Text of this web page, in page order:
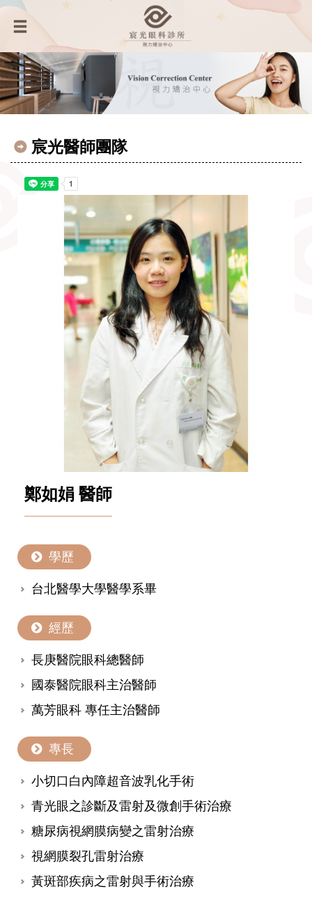
宸光醫師團隊
鄭如娟 醫師
學歷
台北醫學大學醫學系畢
經歷
長庚醫院眼科總醫師
國泰醫院眼科主治醫師
萬芳眼科 專任主治醫師
專長
小切口白內障超音波乳化手術
青光眼之診斷及雷射及微創手術治療
糖尿病視網膜病變之雷射治療
視網膜裂孔雷射治療
黃斑部疾病之雷射與手術治療